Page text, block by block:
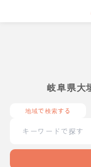
岐阜県大
地域で検索する